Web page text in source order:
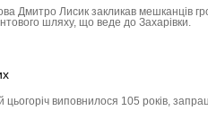
Дмитро Лисик закликав мешканців
шляху, що веде до Захарівки.
цьогоріч виповнилося 105 років,